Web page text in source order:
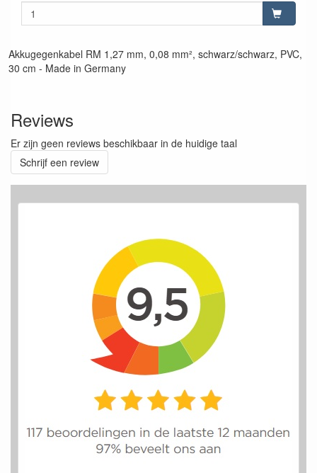
Akkugegenkabel RM 1,27 mm, 0,08 mm², schwarz/schwarz, PVC,
30 cm - Made in Germany
Reviews
Er zijn geen reviews beschikbaar in de huidige taal
Schrijf een review